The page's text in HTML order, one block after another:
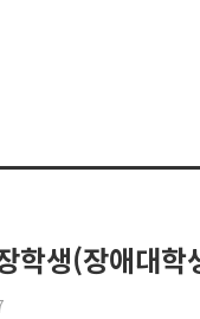
학생(장애대